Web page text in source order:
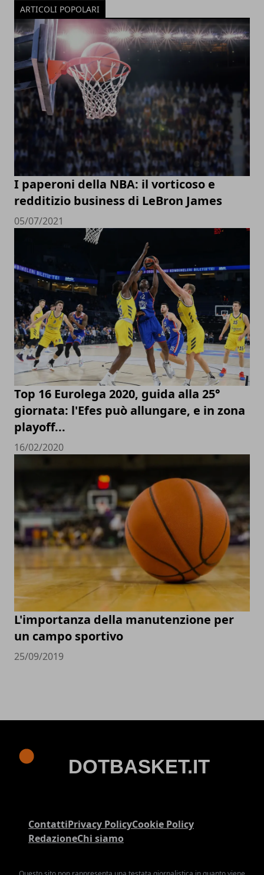
ARTICOLI POPOLARI
I paperoni della NBA: il vorticoso e
redditizio business di LeBron James
05/07/2021
Top 16 Eurolega 2020, guida alla 25°
giornata: l'Efes può allungare, e in zona
playoff...
16/02/2020
L'importanza della manutenzione per
un campo sportivo
25/09/2019
ContattiPrivacy PolicyCookie Policy
RedazioneChi siamo